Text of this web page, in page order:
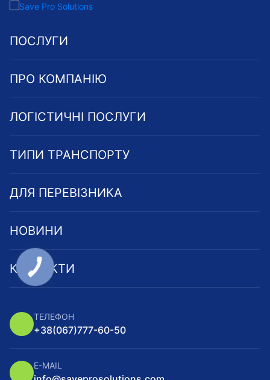
ПРО КОМПАНІЮ
ЛОГІСТИЧНІ ПОСЛУГИ
ТИПИ ТРАНСПОРТУ
ДЛЯ ПЕРЕВІЗНИКА
НОВИНИ
КОНТАКТИ
ПОСЛУГИ
ТЕЛЕФОН
+38(067)777-60-50
E-MAIL